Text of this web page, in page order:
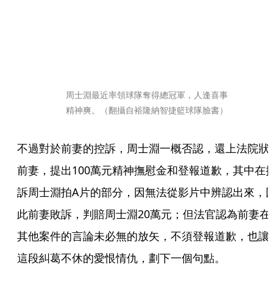
周士淵最近率領球隊奪得總冠軍，人逢喜事
精神爽。（翻攝自裕隆納智捷籃球隊臉書）
不過對於前妻的控訴，周士淵一概否認，還上法院狀
前妻，提出100萬元精神撫慰金和登報道歉，其中在
訴周士淵拍A片的部分，因無法從影片中辨認出來，
此前妻敗訴，判賠周士淵20萬元；但法官認為前妻在
其他案件的言論未必無的放矢，不須登報道歉，也讓
這段糾葛不休的愛恨情仇，劃下一個句點。